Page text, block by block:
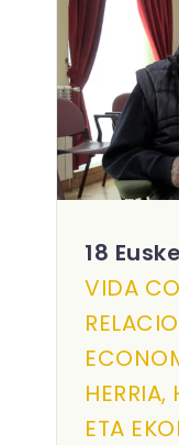
18
VIDA
HERRIA,
ETA